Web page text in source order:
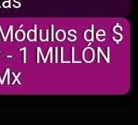
de $
1 MILLÓN